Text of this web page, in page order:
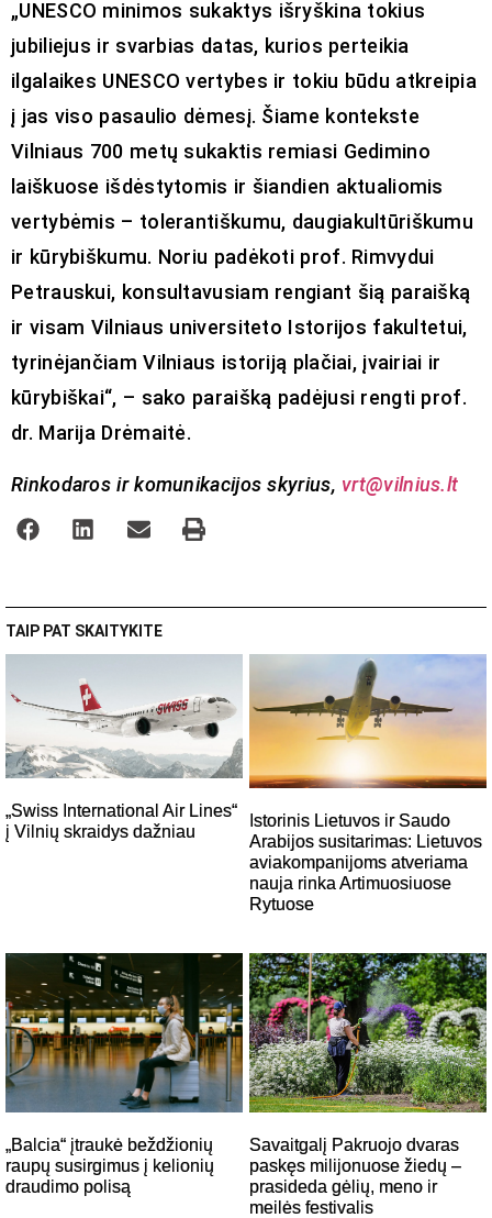
„UNESCO minimos sukaktys išryškina tokius
jubiliejus ir svarbias datas, kurios perteikia
ilgalaikes UNESCO vertybes ir tokiu būdu atkreipia
į jas viso pasaulio dėmesį. Šiame kontekste
Vilniaus 700 metų sukaktis remiasi Gedimino
laiškuose išdėstytomis ir šiandien aktualiomis
vertybėmis – tolerantiškumu, daugiakultūriškumu
ir kūrybiškumu. Noriu padėkoti prof. Rimvydui
Petrauskui, konsultavusiam rengiant šią paraišką
ir visam Vilniaus universiteto Istorijos fakultetui,
tyrinėjančiam Vilniaus istoriją plačiai, įvairiai ir
kūrybiškai“, – sako paraišką padėjusi rengti prof.
dr. Marija Drėmaitė.
Rinkodaros ir komunikacijos skyrius, vrt@vilnius.lt
TAIP PAT SKAITYKITE
„Swiss International Air Lines“
į Vilnių skraidys dažniau
Istorinis Lietuvos ir Saudo
Arabijos susitarimas: Lietuvos
aviakompanijoms atveriama
nauja rinka Artimuosiuose
Rytuose
„Balcia“ įtraukė beždžionių
raupų susirgimus į kelionių
draudimo polisą
Savaitgalį Pakruojo dvaras
paskęs milijonuose žiedų –
prasideda gėlių, meno ir
meilės festivalis